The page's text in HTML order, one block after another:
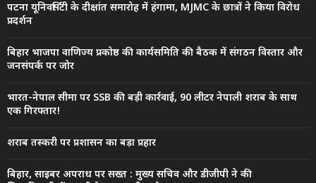
पटना यूनिवर्सिटी के दीक्षांत समारोह में हंगामा, MJMC के छात्रों ने किया विरोध
प्रदर्शन
बिहार भाजपा वाणिज्य प्रकोष्ठ की कार्यसमिति की बैठक में संगठन विस्तार और
जनसंपर्क पर जोर
भारत-नेपाल सीमा पर SSB की बड़ी कार्रवाई, 90 लीटर नेपाली शराब के साथ
एक गिरफ्तार!
शराब तस्करी पर प्रशासन का बड़ा प्रहार
बिहार, साइबर अपराध पर सख्त : मुख्य सचिव और डीजीपी ने की